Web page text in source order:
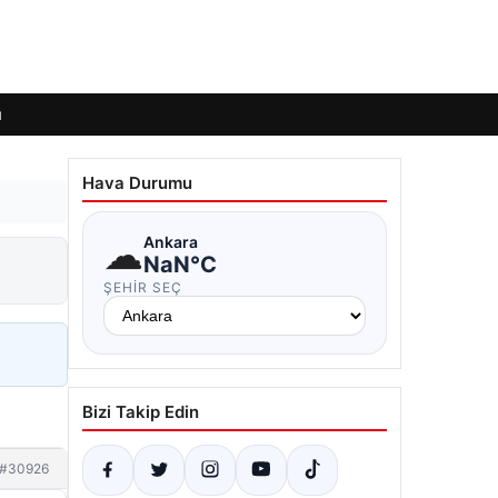
#30926
Hava Durumu
☁Ankara
NaN°C
ŞEHIR SEÇ
Bizi Takip Edin